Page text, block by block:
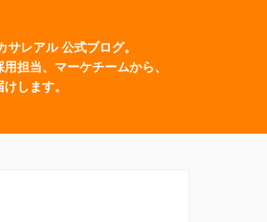
レアル 公式ブログ。
担当、マーケチームから、
します。